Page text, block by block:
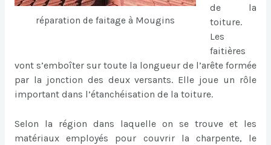
réparation de faitage à Mougins
de la
toiture.
Les
faitières
vont s’emboîter sur toute la longueur de l’arête formée
par la jonction des deux versants. Elle joue un rôle
important dans l’étanchéisation de la toiture.
Selon la région dans laquelle on se trouve et les
matériaux employés pour couvrir la charpente, le